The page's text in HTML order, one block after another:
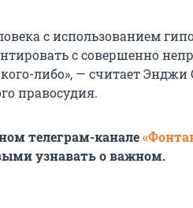
с использованием
с совершенно
либо», — считает Энджи
правосудия.
телеграм-канале
узнавать о важном.